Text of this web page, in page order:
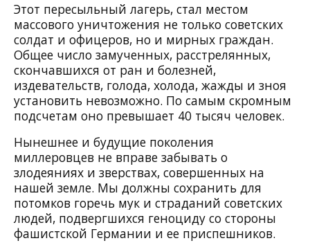
Этот пересыльный лагерь, стал местом
массового уничтожения не только советских
солдат и офицеров, но и мирных граждан.
Общее число замученных, расстрелянных,
скончавшихся от ран и болезней,
издевательств, голода, холода, жажды и зноя
установить невозможно. По самым скромным
подсчетам оно превышает 40 тысяч человек.
Нынешнее и будущие поколения
миллеровцев не вправе забывать о
злодеяниях и зверствах, совершенных на
нашей земле. Мы должны сохранить для
потомков горечь мук и страданий советских
людей, подвергшихся геноциду со стороны
фашистской Германии и ее приспешников.